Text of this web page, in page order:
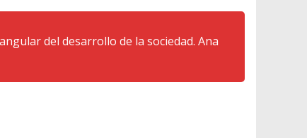
del desarrollo de la sociedad. Ana